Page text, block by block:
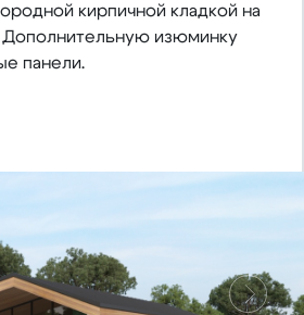
кирпичной кладкой на
Дополнительную изюминку
панели.